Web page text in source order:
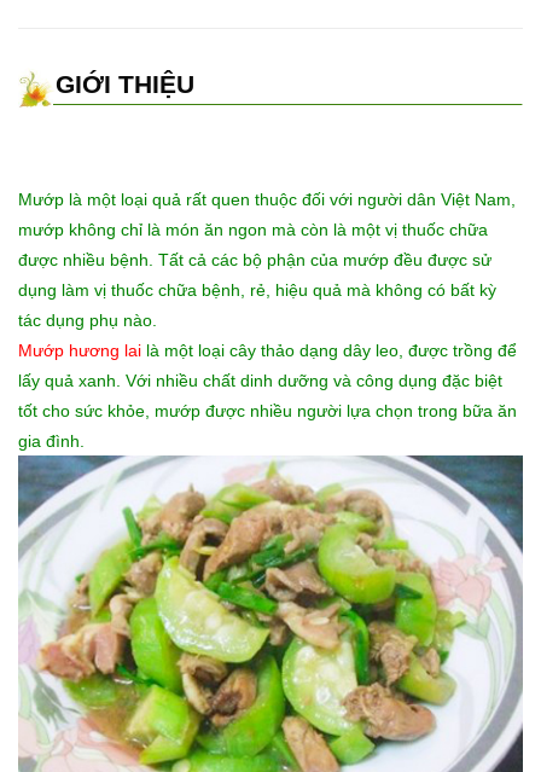
GIỚI THIỆU
Mướp là một loại quả rất quen thuộc đối với người dân Việt Nam,
mướp không chỉ là món ăn ngon mà còn là một vị thuốc chữa
được nhiều bệnh. Tất cả các bộ phận của mướp đều được sử
dụng làm vị thuốc chữa bệnh, rẻ, hiệu quả mà không có bất kỳ
tác dụng phụ nào.
Mướp hương lai là một loại cây thảo dạng dây leo, được trồng để
lấy quả xanh. Với nhiều chất dinh dưỡng và công dụng đặc biệt
tốt cho sức khỏe, mướp được nhiều người lựa chọn trong bữa ăn
gia đình.